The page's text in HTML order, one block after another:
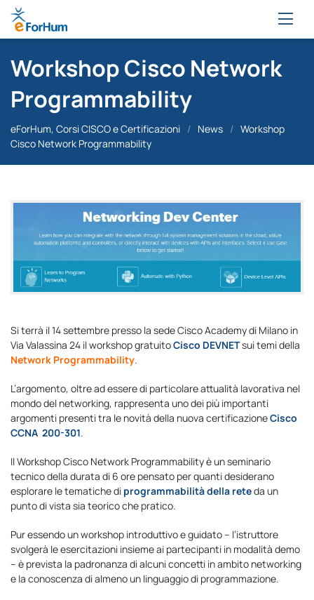
Workshop Cisco Network
Programmability
eForHum, Corsi CISCO e Certificazioni / News / Workshop
Cisco Network Programmability
Si terrà il 14 settembre presso la sede Cisco Academy di Milano in
Via Valassina 24 il workshop gratuitoCisco DEVNETsui temi della
Network Programmability.
L’argomento, oltre ad essere di particolare attualità lavorativa nel
mondo del networking, rappresenta uno dei più importanti
argomenti presenti tra le novità della nuova certificazioneCisco
CCNA 200-301.
Il Workshop Cisco Network Programmability è un seminario
tecnico della durata di 6 ore pensato per quanti desiderano
esplorare le tematiche di programmabilità della reteda un
punto di vista sia teorico che pratico.
Pur essendo un workshop introduttivo e guidato – l’istruttore
svolgerà le esercitazioni insieme ai partecipanti in modalità demo
– è prevista la padronanza di alcuni concetti in ambito networking
e la conoscenza di almeno un linguaggio di programmazione.